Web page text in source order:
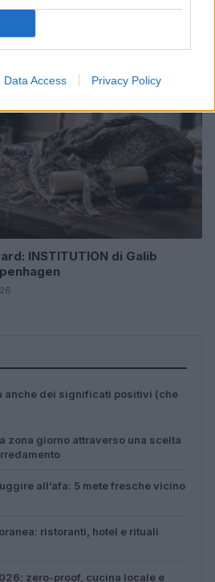
Data Access Privacy Policy
INSTITUTION di Galib
anche dei significati positivi (che
zona giorno attraverso una scelta
all’afa: 5 mete fresche vicino
ristoranti, hotel e rituali
zero-proof, cucina locale e